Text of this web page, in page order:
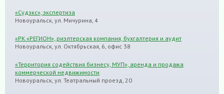
«Судэкс», экспертиза
Новоуральск, ул. Мичурина, 4
«РК «РЕГИОН», риэлтерская компания, бухгалтерия и аудит
Новоуральск, ул. Октябрьская, 6, офис 38
«Территория содействия бизнесу, МУП», аренда и продажа
коммерческой недвижимости
Новоуральск, ул. Театральный проезд, 20